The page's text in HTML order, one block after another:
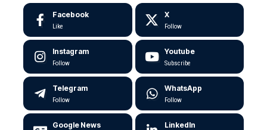
Facebook
Like
X
Follow
Instagram
Follow
Youtube
Subscribe
Telegram
Follow
WhatsApp
Follow
Google News LinkedIn